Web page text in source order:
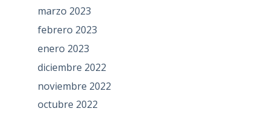
marzo 2023
febrero 2023
enero 2023
diciembre 2022
noviembre 2022
octubre 2022